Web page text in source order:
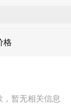
格
，暂无相关信息